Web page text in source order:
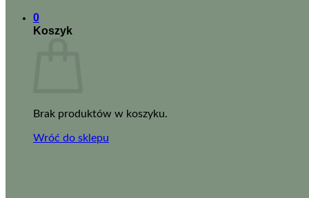
0
Koszyk
Brak produktów w koszyku.
Wróć do sklepu